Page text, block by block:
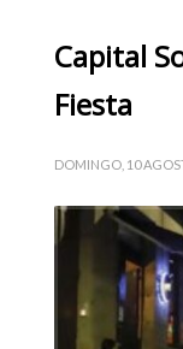
Capital
Fiesta
DOMINGO, 10